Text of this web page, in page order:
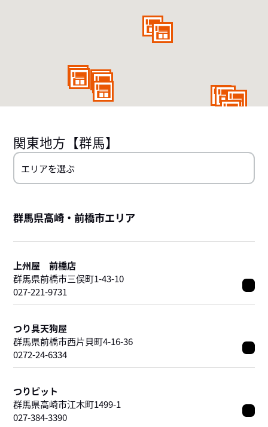
関東地方 【群馬】
群馬県高崎・前橋市エリア
上州屋 前橋店
群馬県前橋市三俣町1-43-10
027-221-9731
つり具天狗屋
群馬県前橋市西片貝町4-16-36
0272-24-6334
つりピット
群馬県高崎市江木町1499-1
027-384-3390